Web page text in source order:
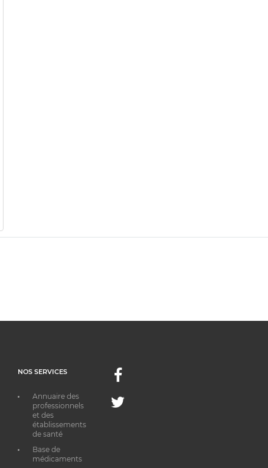
NOS SERVICES
Annuaire des
professionnels
et des
établissements
de santé
Base de
médicaments
Facebook
Twitter